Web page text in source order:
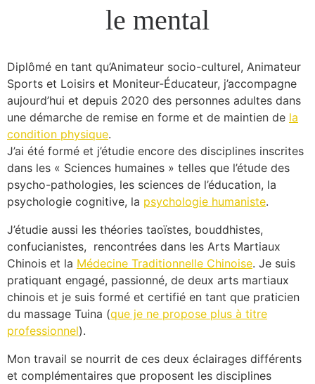
le mental
Diplômé en tant qu’Animateur socio-culturel, Animateur
Sports et Loisirs et Moniteur-Éducateur, j’accompagne
aujourd’hui et depuis 2020 des personnes adultes dans
une démarche de remise en forme et de maintien de la
condition physique.
J’ai été formé et j’étudie encore des disciplines inscrites
dans les « Sciences humaines » telles que l’étude des
psycho-pathologies, les sciences de l’éducation, la
psychologie cognitive, la psychologie humaniste.
J’étudie aussi les théories taoïstes, bouddhistes,
confucianistes, rencontrées dans les Arts Martiaux
Chinois et la Médecine Traditionnelle Chinoise. Je suis
pratiquant engagé, passionné, de deux arts martiaux
chinois et je suis formé et certifié en tant que praticien
du massage Tuina (que je ne propose plus à titre
professionnel).
Mon travail se nourrit de ces deux éclairages différents
et complémentaires que proposent les disciplines